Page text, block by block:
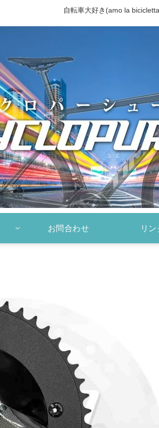
自転車大好き(amo la
お問合わせ リ